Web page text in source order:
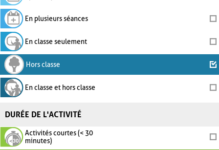
En plusieurs séances
En classe seulement
Hors classe
En classe et hors classe
DURÉE DE L'ACTIVITÉ
Activités courtes (< 30
minutes)